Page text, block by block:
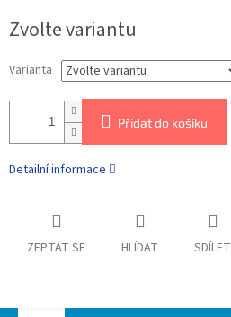
Zvolte variantu
Varianta
Přidat do košíku
Detailní informace
ZEPTAT SE HLÍDAT SDÍLET